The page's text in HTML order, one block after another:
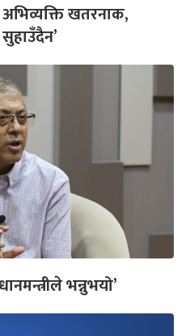
खतरनाक,
सुहाउँदैन’
भन्नुभयो’